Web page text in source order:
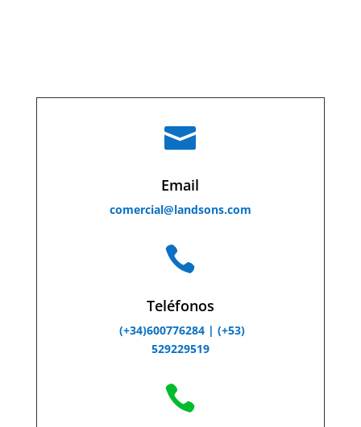

Email
comercial@landsons.com

Teléfonos
(+34)600776284 | (+53)
529229519
